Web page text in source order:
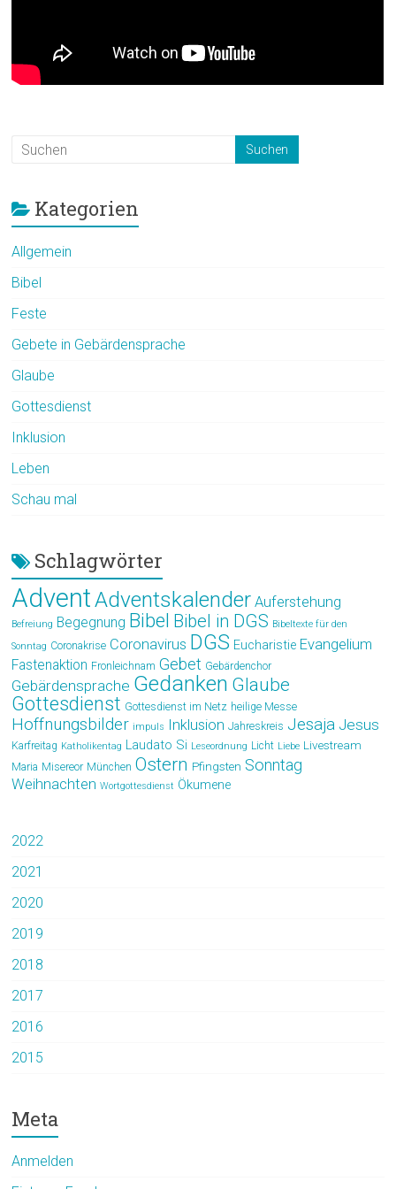
Kategorien
Allgemein
Bibel
Feste
Gebete in Gebärdensprache
Glaube
Gottesdienst
Inklusion
Leben
Schau mal
Schlagwörter
AdventAdventskalender Auferstehung
Befreiung Begegnung Bibel Bibel in DGS Bibeltexte für den
Sonntag Coronakrise Coronavirus DGS Eucharistie Evangelium
Fastenaktion Fronleichnam Gebet Gebärdenchor
Gebärdensprache Gedanken Glaube
Gottesdienst Gottesdienst im Netz heilige Messe
Hoffnungsbilder impuls Inklusion Jahreskreis Jesaja Jesus
Karfreitag Katholikentag Laudato Si Leseordnung Licht Liebe Livestream
Maria Misereor München Ostern Pfingsten Sonntag
Weihnachten Wortgottesdienst Ökumene
2022
2021
2020
2019
2018
2017
2016
2015
Meta
Anmelden